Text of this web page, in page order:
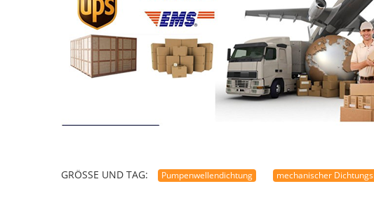
GRÖSSE UND TAG: Pumpenwellendichtung mechanischer